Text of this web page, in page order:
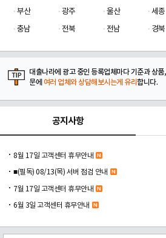
부산
광주 울산 세종
충남
전북 전남 경북
대출나라에 광고 중인 등록업체마다 기준과 상
문에 여러 업체와 상담해보시는게 유리합니다.
공지사항
8월 17일 고객센터 휴무안내
■(필독) 08/13(목) 서버 점검 안내
7월 17일 고객센터 휴무안내
6월 3일 고객센터 휴무안내